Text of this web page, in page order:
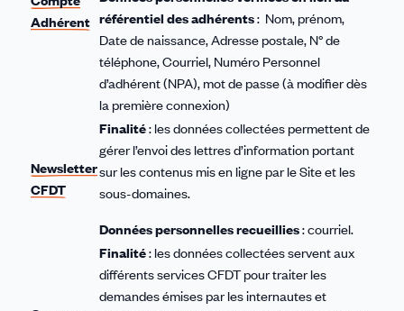
Adhérent référentiel des adhérents: Nom, prénom,
Date de naissance, Adresse postale, N° de
téléphone, Courriel, Numéro Personnel
d’adhérent (NPA), mot de passe (à modifier dès
la première connexion)
Newsletter
CFDT
Finalité: les données collectées permettent de
gérer l’envoi des lettres d’information portant
sur les contenus mis en ligne par le Site et les
sous-domaines.
Données personnelles recueillies: courriel.
Finalité: les données collectées servent aux
différents services CFDT pour traiter les
demandes émises par les internautes et